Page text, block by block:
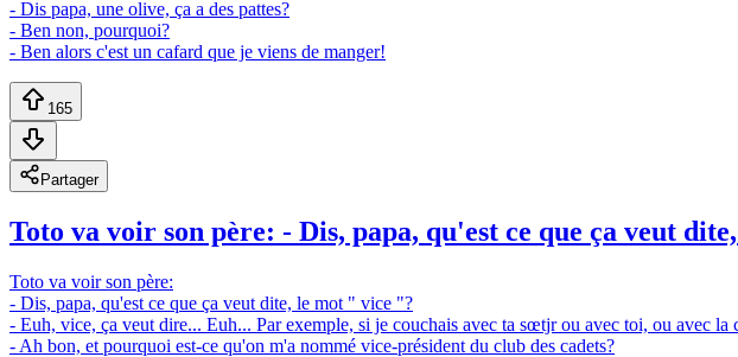
- Dis papa, une olive, ça a des pattes?
- Ben non, pourquoi?
- Ben alors c'est un cafard que je viens de manger!
165
Partager
Toto va voir son père: - Dis, papa, qu'est ce que ça veut
Toto va voir son père:
- Dis, papa, qu'est ce que ça veut dite, le mot " vice "?
- Euh, vice, ça veut dire... Euh... Par exemple, si je couchais avec ta sœtjr ou avec toi, ou avec la
- Ah bon, et pourquoi est-ce qu'on m'a nommé vice-président du club des cadets?